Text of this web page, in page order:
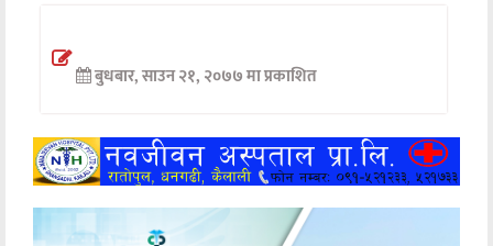
अन्तर्वार्ता
खेलकुद
मनोरञ्जन
अन्य
बुधबार, साउन २१, २०७७ मा प्रकाशित